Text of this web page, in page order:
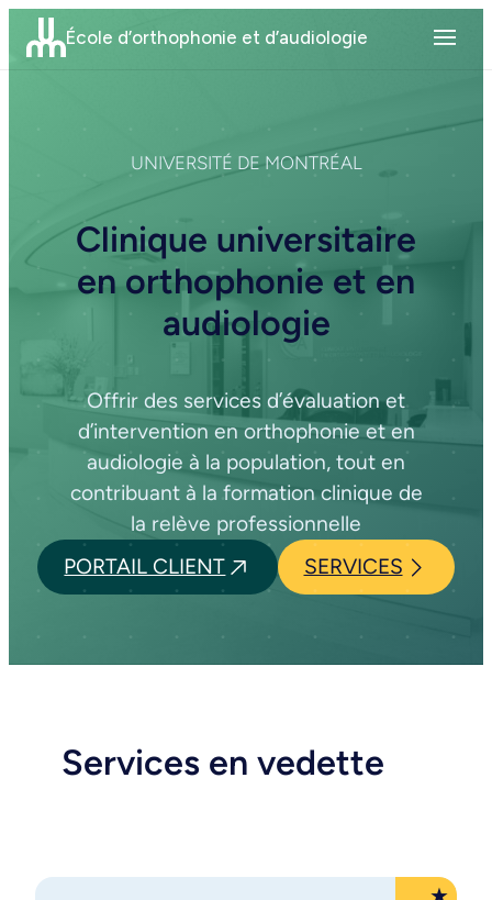
Aller
au
École d’orthophonie et d’audiologie
UNIVERSITÉ DE MONTRÉAL
Clinique universitaire
en orthophonie et en
audiologie
Offrir des services d’évaluation et
d’intervention en orthophonie et en
audiologie à la population, tout en
contribuant à la formation clinique de
la relève professionnelle
PORTAIL CLIENT
SERVICES
Services en vedette